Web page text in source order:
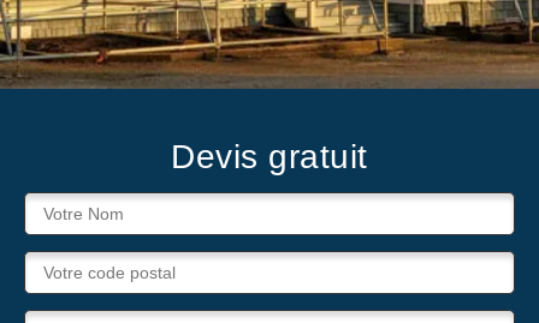
Devis gratuit